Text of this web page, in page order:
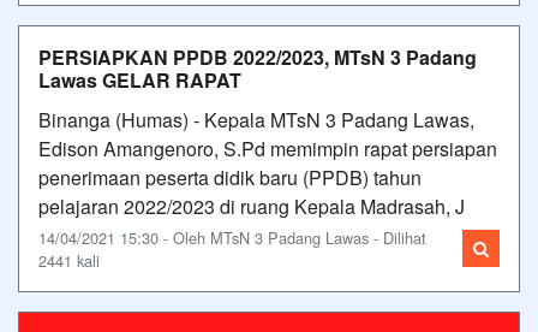
PERSIAPKAN PPDB 2022/2023, MTsN 3 Padang
Lawas GELAR RAPAT
Binanga (Humas) - Kepala MTsN 3 Padang Lawas,
Edison Amangenoro, S.Pd memimpin rapat persiapan
penerimaan peserta didik baru (PPDB) tahun
pelajaran 2022/2023 di ruang Kepala Madrasah, J
14/04/2021 15:30 - Oleh MTsN 3 Padang Lawas - Dilihat
2441 kali